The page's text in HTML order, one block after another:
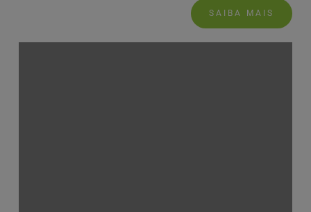
SAIBA MAIS